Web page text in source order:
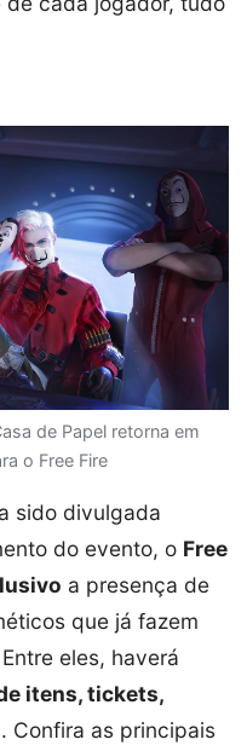
de Papel retorna em
o Free Fire
sido divulgada
do evento, o Free
a presença de
que já fazem
eles, haverá
itens, tickets,
. Confira as principais